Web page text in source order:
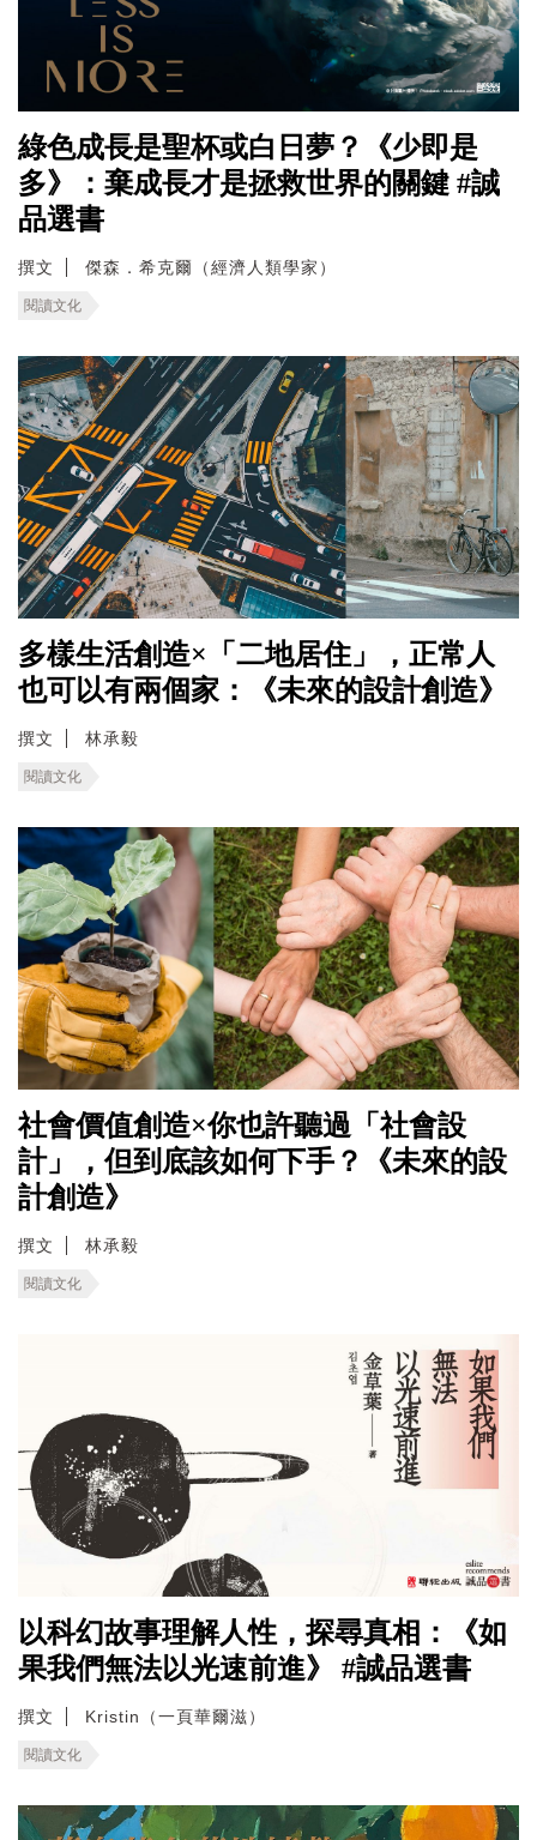
綠色成長是聖杯或白日夢？《少即是
多》：棄成長才是拯救世界的關鍵 #誠
品選書
撰文 傑森．希克爾（經濟人類學家）
閱讀文化
多樣生活創造×「二地居住」，正常人
也可以有兩個家：《未來的設計創造》
撰文 林承毅
閱讀文化
社會價值創造×你也許聽過「社會設
計」，但到底該如何下手？《未來的設
計創造》
撰文 林承毅
閱讀文化
以科幻故事理解人性，探尋真相：《如
果我們無法以光速前進》 #誠品選書
撰文 Kristin（一頁華爾滋）
閱讀文化